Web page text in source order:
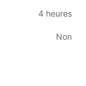
4 heures
Non